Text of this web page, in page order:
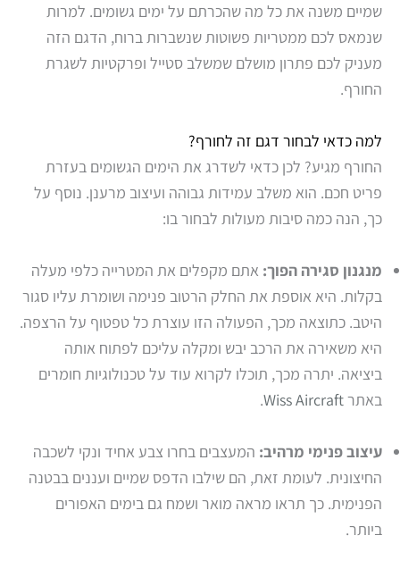
שמיים משנה את כל מה שהכרתם על ימים גשומים. למרות
שנמאס לכם ממטריות פשוטות שנשברות ברוח, הדגם הזה
מעניק לכם פתרון מושלם שמשלב סטייל ופרקטיות לשגרת
החורף.
למה כדאי לבחור דגם זה לחורף?
החורף מגיע? לכן כדאי לשדרג את הימים הגשומים בעזרת
פריט חכם. הוא משלב עמידות גבוהה ועיצוב מרענן. נוסף על
כך, הנה כמה סיבות מעולות לבחור בו:
מנגנון סגירה הפוך: אתם מקפלים את המטרייה כלפי מעלה
בקלות. היא אוספת את החלק הרטוב פנימה ושומרת עליו סגור
היטב. כתוצאה מכך, הפעולה הזו עוצרת כל טפטוף על הרצפה.
היא משאירה את הרכב יבש ומקלה עליכם לפתוח אותה
ביציאה. יתרה מכך, תוכלו לקרוא עוד על טכנולוגיות חומרים
באתרWiss Aircraft
.
עיצוב פנימי מרהיב: המעצבים בחרו צבע אחיד ונקי לשכבה
החיצונית. לעומת זאת, הם שילבו הדפס שמיים ועננים בבטנה
הפנימית. כך תראו מראה מואר ושמח גם בימים האפורים
ביותר.